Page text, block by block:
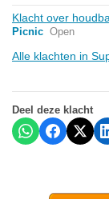
Klacht over
Picnic Open
Alle klachten in
Deel deze klacht